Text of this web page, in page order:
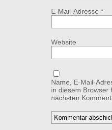
E-Mail-Adresse *
Website
Name, E-Mail-
in diesem Browser
nächsten